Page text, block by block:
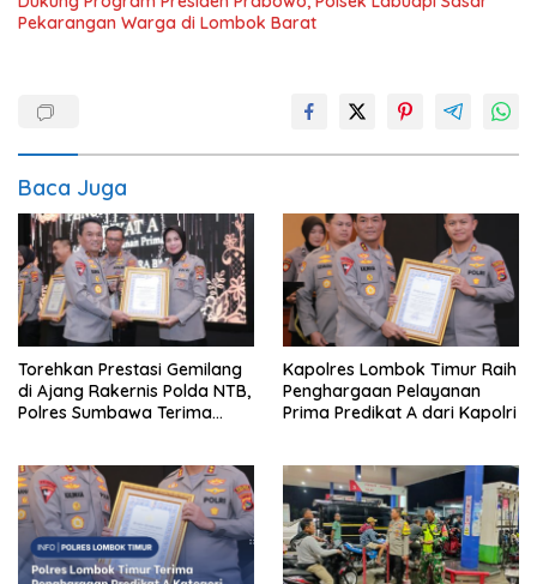
Pekarangan Warga di Lombok Barat
Baca Juga
Torehkan Prestasi Gemilang
di Ajang Rakernis Polda NTB,
Polres Sumbawa Terima
Kapolres Lombok Timur Raih
Penghargaan Pelayanan
Prima Predikat A dari Kapolri